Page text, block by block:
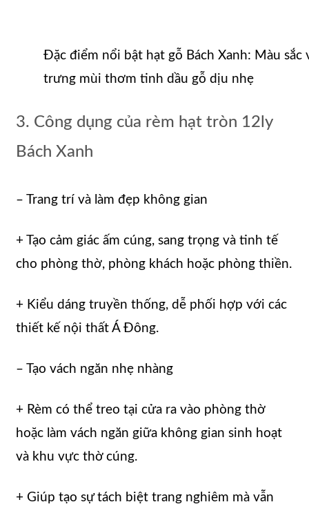
Đặc điểm nổi bật hạt gỗ Bách Xanh: Màu sắc
trưng mùi thơm tinh dầu gỗ dịu nhẹ
3. Công dụng của rèm hạt tròn 12ly
Bách Xanh
– Trang trí và làm đẹp không gian
+ Tạo cảm giác ấm cúng, sang trọng và tinh tế
cho phòng thờ, phòng khách hoặc phòng thiền.
+ Kiểu dáng truyền thống, dễ phối hợp với các
thiết kế nội thất Á Đông.
– Tạo vách ngăn nhẹ nhàng
+ Rèm có thể treo tại cửa ra vào phòng thờ
hoặc làm vách ngăn giữa không gian sinh hoạt
và khu vực thờ cúng.
+ Giúp tạo sự tách biệt trang nghiêm mà vẫn